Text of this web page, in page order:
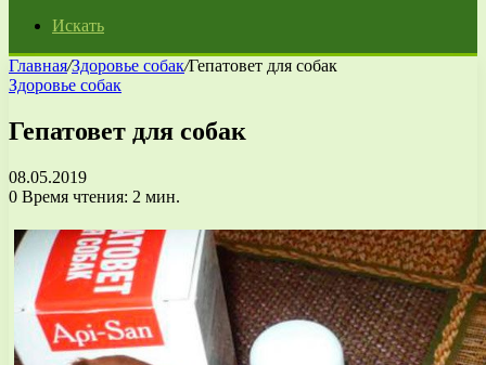
Искать
Главная/Здоровье собак/Гепатовет для собак
Здоровье собак
Гепатовет для собак
08.05.2019
0 Время чтения: 2 мин.